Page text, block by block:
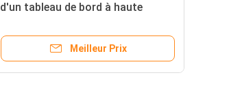
d'un tableau de bord à haute
à haute résolution.
Meilleur Prix